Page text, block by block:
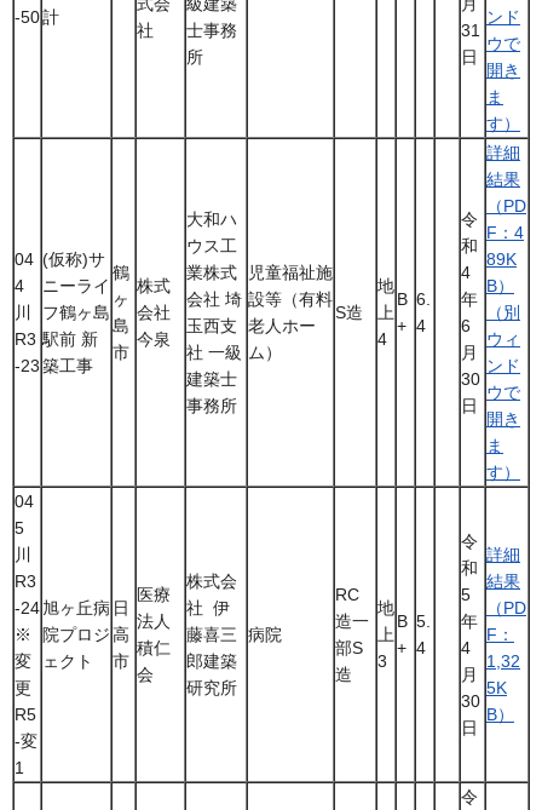
-50計
社
士事務
所
31
日
ンド
ウで
開き
ま
す）
04
4
川
R3
-23
(仮称)サ
ニーライ
フ鶴ヶ島
駅前 新
築工事
鶴
ヶ
島
市
株式
会社
今泉
大和ハ
ウス工
業株式
会社 埼
玉西支
社 一級
建築士
事務所
児童福祉施
設等（有料
老人ホー
ム）
S造
地
上
4
B
+
6.
4
令
和
4
年
6
月
30
日
詳細
結果
（PD
F：4
89K
B）
（別
ウィ
ンド
ウで
開き
ま
す）
04
5
川
R3
-24
※
変
更
R5
-変
1
旭ヶ丘病
院プロジ
ェクト
日
高
市
医療
法人
積仁
会
株式会
社 伊
藤喜三
郎建築
研究所
病院
RC
造一
部S
造
地
上
3
B
+
5.
4
令
和
5
年
4
月
30
日
詳細
結果
（PD
F：
1,32
5K
B）
令